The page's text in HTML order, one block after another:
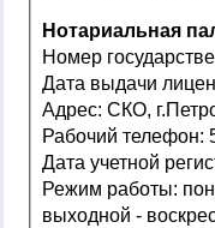
Нотариальная
Адрес: СКО,
Режим работы: понедельник - пятница с 9ч. до 19ч., обед с 13ч. до 14ч.
выходной -